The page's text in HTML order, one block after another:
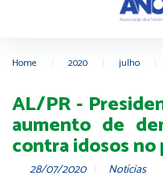
Home 2020 julho
AL/PR -
aumento de
contra idosos
28/07/2020 Notícias